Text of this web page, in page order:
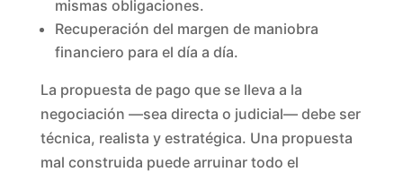
mismas obligaciones.
Recuperación del margen de maniobra
financiero para el día a día.
La propuesta de pago que se lleva a la
negociación —sea directa o judicial— debe ser
técnica, realista y estratégica. Una propuesta
mal construida puede arruinar todo el